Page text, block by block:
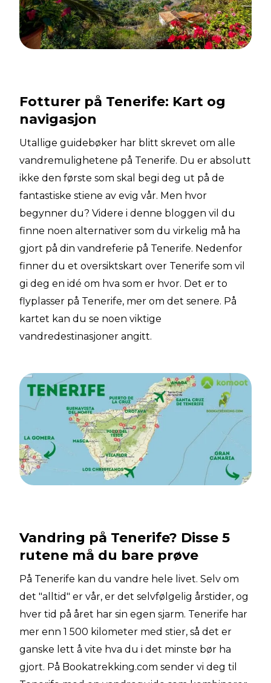
Fotturer på Tenerife: Kart og
navigasjon
Utallige guidebøker har blitt skrevet om alle
vandremulighetene på Tenerife. Du er absolutt
ikke den første som skal begi deg ut på de
fantastiske stiene av evig vår. Men hvor
begynner du? Videre i denne bloggen vil du
finne noen alternativer som du virkelig må ha
gjort på din vandreferie på Tenerife. Nedenfor
finner du et oversiktskart over Tenerife som vil
gi deg en idé om hva som er hvor. Det er to
flyplasser på Tenerife, mer om det senere. På
kartet kan du se noen viktige
vandredestinasjoner angitt.
Vandring på Tenerife? Disse 5
rutene må du bare prøve
På Tenerife kan du vandre hele livet. Selv om
det "alltid" er vår, er det selvfølgelig årstider, og
hver tid på året har sin egen sjarm. Tenerife har
mer enn 1 500 kilometer med stier, så det er
ganske lett å vite hva du i det minste bør ha
gjort. På Bookatrekking.com sender vi deg til